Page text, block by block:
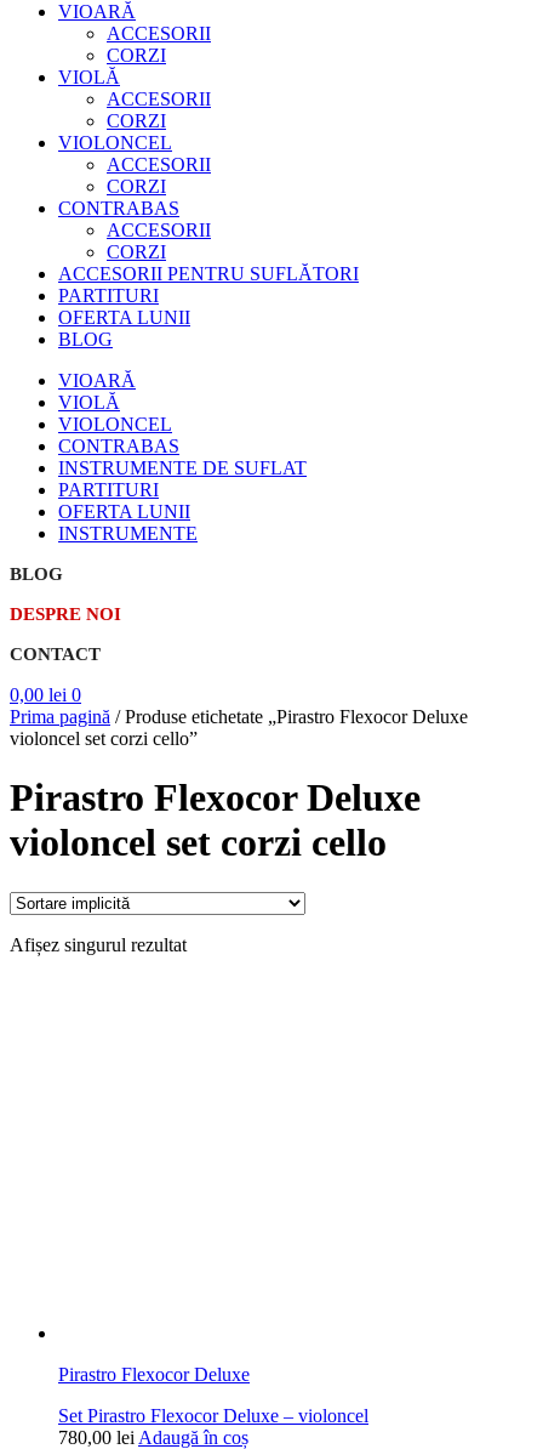
VIOARĂ
ACCESORII
CORZI
VIOLĂ
ACCESORII
CORZI
VIOLONCEL
ACCESORII
CORZI
CONTRABAS
ACCESORII
CORZI
ACCESORII PENTRU SUFLĂTORI
PARTITURI
OFERTA LUNII
BLOG
VIOARĂ
VIOLĂ
VIOLONCEL
CONTRABAS
INSTRUMENTE DE SUFLAT
PARTITURI
OFERTA LUNII
INSTRUMENTE
BLOG
DESPRE NOI
CONTACT
0,00 lei 0
Prima pagină /Produse etichetate „Pirastro Flexocor Deluxe
violoncel set corzi cello”
Pirastro Flexocor Deluxe
violoncel set corzi cello
Afișez singurul rezultat
Pirastro Flexocor Deluxe
Set Pirastro Flexocor Deluxe – violoncel
780,00 lei Adaugă în coș